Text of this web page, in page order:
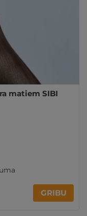
matiem SIBI
GRIBU